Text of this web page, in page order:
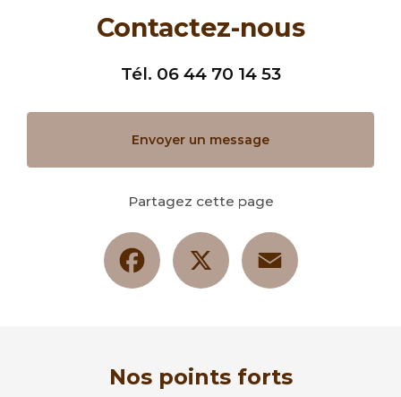
Contactez-nous
Tél. 06 44 70 14 53
Envoyer un message
Partagez cette page
Facebook
Nos points forts